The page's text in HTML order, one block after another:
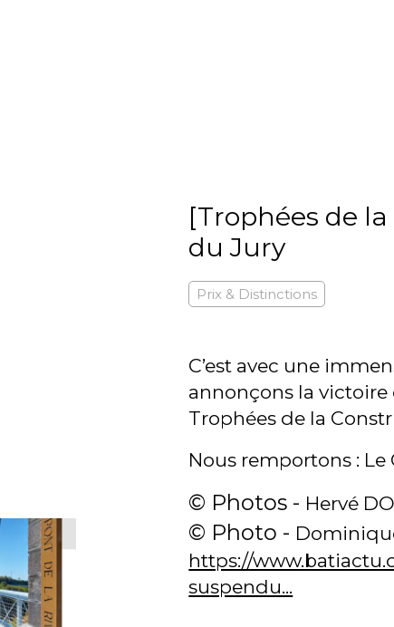
[Trophées de
du Jury
Prix & Distinctions
C’est avec une
annonçons la victoire
Trophées de la
Nous remportons : Le
© Photos - Hervé
© Photo -
https://
suspendu...